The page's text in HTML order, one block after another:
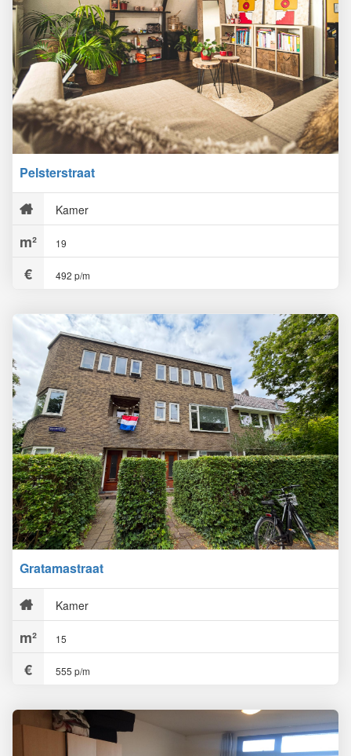
Pelsterstraat
Kamer
19
492 p/m
Gratamastraat
Kamer
15
555 p/m